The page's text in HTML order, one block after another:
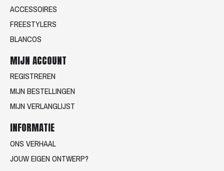
ACCESSOIRES
FREESTYLERS
BLANCOS
MIJN ACCOUNT
REGISTREREN
MIJN BESTELLINGEN
MIJN VERLANGLIJST
INFORMATIE
ONS VERHAAL
JOUW EIGEN ONTWERP?